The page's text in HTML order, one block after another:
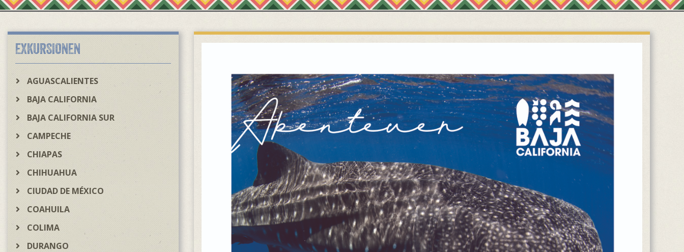
EXKURSIONEN
AGUASCALIENTES
BAJA CALIFORNIA
BAJA CALIFORNIA SUR
CAMPECHE
CHIAPAS
CHIHUAHUA
CIUDAD DE MÉXICO
COAHUILA
COLIMA
DURANGO